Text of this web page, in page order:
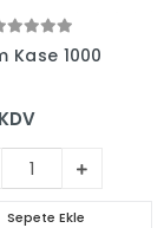
Sepete Ekle
Kase 1000
Sepete Ekle